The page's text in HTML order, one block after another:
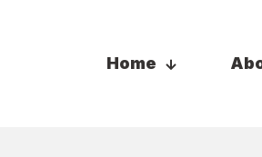
Home